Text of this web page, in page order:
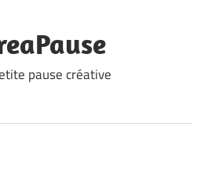
pause créative